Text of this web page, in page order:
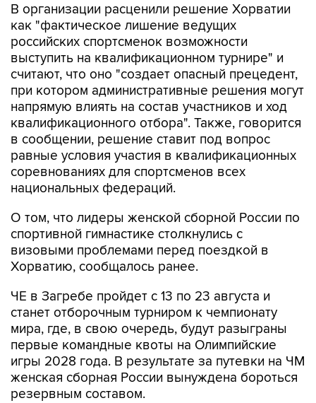
В организации расценили решение Хорватии
как "фактическое лишение ведущих
российских спортсменок возможности
выступить на квалификационном турнире" и
считают, что оно "создает опасный прецедент,
при котором административные решения могут
напрямую влиять на состав участников и ход
квалификационного отбора". Также, говорится
в сообщении, решение ставит под вопрос
равные условия участия в квалификационных
соревнованиях для спортсменов всех
национальных федераций.
О том, что лидеры женской сборной России по
спортивной гимнастике столкнулись с
визовыми проблемами перед поездкой в
Хорватию, сообщалось ранее.
ЧЕ в Загребе пройдет с 13 по 23 августа и
станет отборочным турниром к чемпионату
мира, где, в свою очередь, будут разыграны
первые командные квоты на Олимпийские
игры 2028 года. В результате за путевки на ЧМ
женская сборная России вынуждена бороться
резервным составом.